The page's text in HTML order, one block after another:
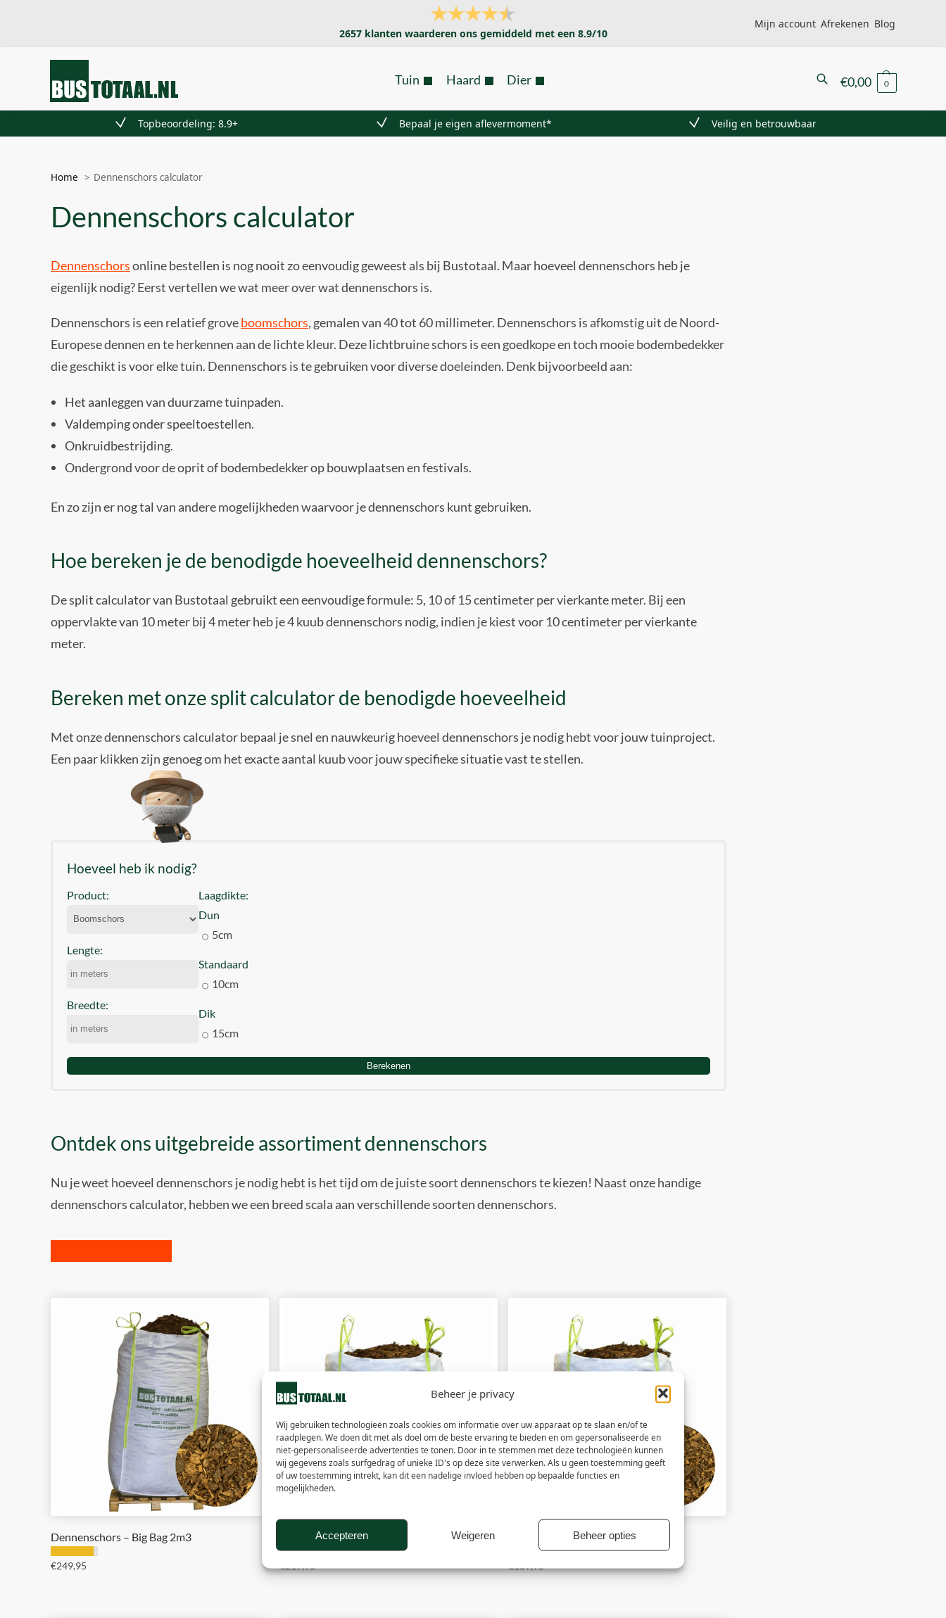
Beheer je privacy
Wij gebruiken technologieën zoals cookies om informatie over uw apparaat op te slaan en/of te
raadplegen. We doen dit met als doel om de beste ervaring te bieden en om gepersonaliseerde en
niet-gepersonaliseerde advertenties te tonen. Door in te stemmen met deze technologieën kunnen
wij gegevens zoals surfgedrag of unieke ID's op deze site verwerken. Als u geen toestemming geeft
of uw toestemming intrekt, kan dit een nadelige invloed hebben op bepaalde functies en
mogelijkheden.
Accepteren Weigeren Beheer opties
2657klanten waarderen ons gemiddeld met een 8.9/10
Mijn account Afrekenen Blog
Tuin Haard Dier €0,00 0
Topbeoordeling: 8.9+ Bepaal je eigen aflevermoment* Veilig en betrouwbaar
Home Dennenschors calculator
Dennenschors calculator
Dennenschorsonline bestellen is nog nooit zo eenvoudig geweest als bij Bustotaal. Maar hoeveel dennenschors heb je
eigenlijk nodig? Eerst vertellen we wat meer over wat dennenschors is.
Dennenschors is een relatief groveboomschors, gemalen van 40 tot 60 millimeter. Dennenschors is afkomstig uit de Noord-
Europese dennen en te herkennen aan de lichte kleur. Deze lichtbruine schors is een goedkope en toch mooie bodembedekker
die geschikt is voor elke tuin. Dennenschors is te gebruiken voor diverse doeleinden. Denk bijvoorbeeld aan:
Het aanleggen van duurzame tuinpaden.
Valdemping onder speeltoestellen.
Onkruidbestrijding.
Ondergrond voor de oprit of bodembedekker op bouwplaatsen en festivals.
En zo zijn er nog tal van andere mogelijkheden waarvoor je dennenschors kunt gebruiken.
Hoe bereken je de benodigde hoeveelheid dennenschors?
De split calculator van Bustotaal gebruikt een eenvoudige formule: 5, 10 of 15 centimeter per vierkante meter. Bij een
oppervlakte van 10 meter bij 4 meter heb je 4 kuub dennenschors nodig, indien je kiest voor 10 centimeter per vierkante
meter.
Bereken met onze split calculator de benodigde hoeveelheid
Met onze dennenschors calculator bepaal je snel en nauwkeurig hoeveel dennenschors je nodig hebt voor jouw tuinproject.
Een paar klikken zijn genoeg om het exacte aantal kuub voor jouw specifieke situatie vast te stellen.
Hoeveel heb ik nodig?
Product:
Lengte:
Breedte:
Laagdikte:
Dun
5cm
Standaard
10cm
Dik
15cm
Berekenen
Ontdek ons uitgebreide assortiment dennenschors
Nu je weet hoeveel dennenschors je nodig hebt is het tijd om de juiste soort dennenschors te kiezen! Naast onze handige
dennenschors calculator, hebben we een breed scala aan verschillende soorten dennenschors.
Dennenschors – Big Bag 2m3
€249,95
Dennenschors – Big Bag 1,5m3
€219,95
Dennenschors – Big Bag 1m3
€189,95